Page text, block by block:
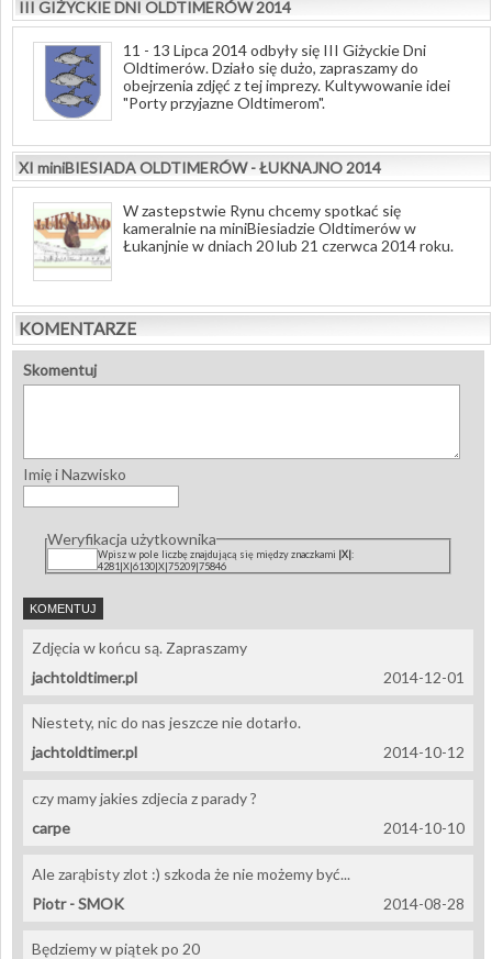
III GIŻYCKIE DNI OLDTIMERÓW 2014
11 - 13 Lipca 2014 odbyły się III Giżyckie Dni
Oldtimerów. Działo się dużo, zapraszamy do
obejrzenia zdjęć z tej imprezy. Kultywowanie idei
"Porty przyjazne Oldtimerom".
XI miniBIESIADA OLDTIMERÓW - ŁUKNAJNO 2014
W zastepstwie Rynu chcemy spotkać się
kameralnie na miniBiesiadzie Oldtimerów w
Łukanjnie w dniach 20 lub 21 czerwca 2014 roku.
KOMENTARZE
Skomentuj
Imię i Nazwisko
Weryfikacja użytkownika
Wpisz w pole liczbę znajdującą się między znaczkami |X| :
4281|X|6130|X|75209|75846
Zdjęcia w końcu są. Zapraszamy
2014-12-01
jachtoldtimer.pl
Niestety, nic do nas jeszcze nie dotarło.
2014-10-12
jachtoldtimer.pl
czy mamy jakies zdjecia z parady ?
2014-10-10
carpe
Ale zarąbisty zlot :) szkoda że nie możemy być...
2014-08-28
Piotr - SMOK
Będziemy w piątek po 20